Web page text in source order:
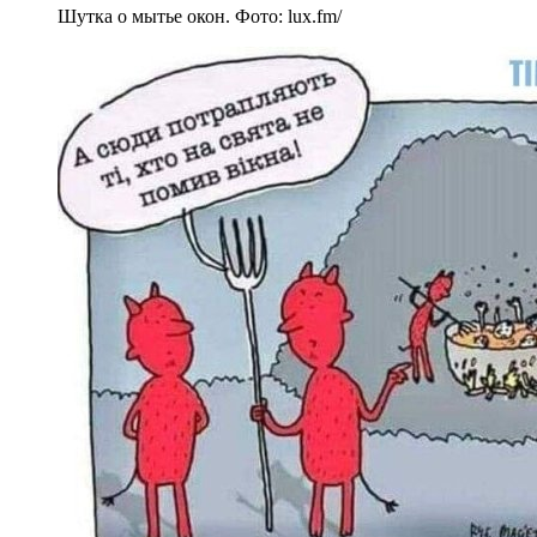
Шутка о мытье окон. Фото: lux.fm/